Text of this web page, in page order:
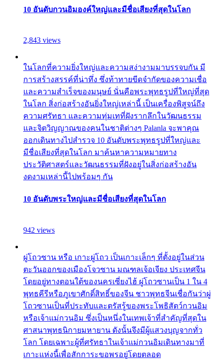
10 อันดับกวนอิมองค์ใหญ่และมีชื่อเสียงที่สุดในโลก
2,843 views
ในโลกที่ความยิ่งใหญ่และความสง่างามมาบรรจบกัน มี
การสร้างสรรค์ที่น่าทึ่ง ซึ่งท้าทายขีดจำกัดของความเชื่อ
และความสำเร็จของมนุษย์ นั่นคือพระพุทธรูปที่ใหญ่ที่สุด
ในโลก สิ่งก่อสร้างอันยิ่งใหญ่เหล่านี้ เป็นเครื่องพิสูจน์ถึง
ความศรัทธา และความทุ่มเทที่ฝังรากลึกในวัฒนธรรม
และจิตวิญญาณของคนในชาติต่างๆ Palanla จะพาคุณ
ออกเดินทางไปสำรวจ 10 อันดับพระพุทธรูปที่ใหญ่และ
มีชื่อเสียงที่สุดในโลก มาค้นหาความหมายทาง
ประวัติศาสตร์และวัฒนธรรมที่ฝังอยู่ในสิ่งก่อสร้างอัน
งดงามเหล่านี้ไปพร้อมๆ กัน
10 อันดับพระใหญ่และมีชื่อเสียงที่สุดในโลก
942 views
ผู่โถวซาน หรือ เกาะผู่โถว เป็นเกาะเล็กๆ ที่ตั้งอยู่ในส่วน
ตะวันออกของเมืองโจวซาน มณฑลเจ้อเจียง ประเทศจีน
โดยอยู่ทางตอนใต้ของนครเซี่ยงไฮ้ ผู่โถวซานเป็น 1 ใน 4
พุทธคีรีหรือภูเขาศักดิ์สิทธิ์ของจีน ชาวพุทธจีนเชื่อกันว่าผู่
โถวซานเป็นที่ประทับและตรัสรู้ของพระโพธิสัตว์กวนอิม
หรือเจ้าแม่กวนอิม ซึ่งเป็นหนึ่งในเทพเจ้าที่สำคัญที่สุดใน
ศาสนาพุทธนิกายมหายาน ดังนั้นจึงมีผู้แสวงบุญจากทั่ว
โลก โดยเฉพาะผู้ที่ศรัทธาในเจ้าแม่กวนอิมเดินทางมาที่
เกาะแห่งนี้เพื่อสักการะขอพรอยู่โดยตลอด